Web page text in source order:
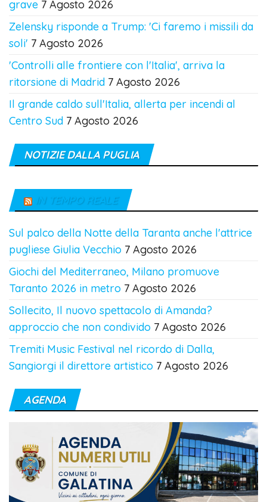
grave 7 Agosto 2026
Zelensky risponde a Trump: 'Ci faremo i missili da
soli' 7 Agosto 2026
'Controlli alle frontiere con l'Italia', arriva la
ritorsione di Madrid 7 Agosto 2026
Il grande caldo sull'Italia, allerta per incendi al
Centro Sud 7 Agosto 2026
NOTIZIE DALLA PUGLIA
IN TEMPO REALE
Sul palco della Notte della Taranta anche l'attrice
pugliese Giulia Vecchio 7 Agosto 2026
Giochi del Mediterraneo, Milano promuove
Taranto 2026 in metro 7 Agosto 2026
Sollecito, Il nuovo spettacolo di Amanda?
approccio che non condivido 7 Agosto 2026
Tremiti Music Festival nel ricordo di Dalla,
Sangiorgi il direttore artistico 7 Agosto 2026
AGENDA